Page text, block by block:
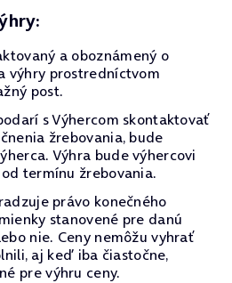
a oboznámený o
výhry prostredníctvom
post.
s Výhercom skontaktovať
žrebovania, bude
Výhra bude výhercovi
termínu žrebovania.
právo konečného
stanovené pre danú
nie. Ceny nemôžu vyhrať
aj keď iba čiastočne,
pre výhru ceny.